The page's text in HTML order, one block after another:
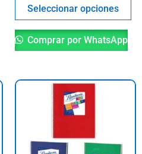
Seleccionar opciones
Comprar por WhatsApp